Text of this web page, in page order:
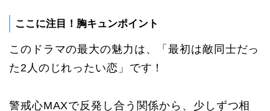
ここに注目！胸キュンポイント
このドラマの最大の魅力は、「最初は敵同士だっ
た2人のじれったい恋」です！
警戒心MAXで反発し合う関係から、少しずつ相